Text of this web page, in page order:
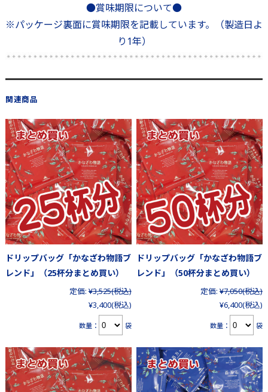
●賞味期限について●
※パッケージ裏面に賞味期限を記載しています。（製造日よ
り1年）
関連商品
ドリップバッグ「かなざわ物語ブ
レンド」（25杯分まとめ買い）
定価: ¥3,525(税込)
¥3,400(税込)
数量： 袋
ドリップバッグ「かなざわ物語ブ
レンド」（50杯分まとめ買い）
定価: ¥7,050(税込)
¥6,400(税込)
数量： 袋